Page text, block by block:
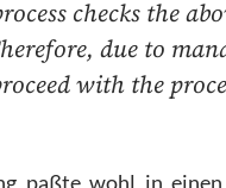
checks the
due to
with the
paßte wohl in